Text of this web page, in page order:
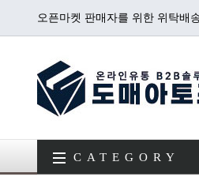
오픈마켓 판매자를 위한 위탁배
CATEGORY